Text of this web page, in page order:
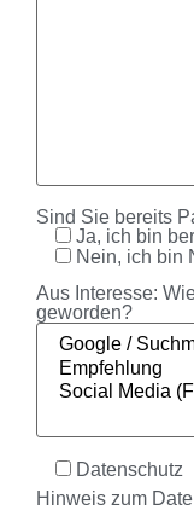
Sind Sie bereits
Ja, ich bin
Nein, ich bin
Aus Interesse:
geworden?
Datenschutz
Hinweis zum